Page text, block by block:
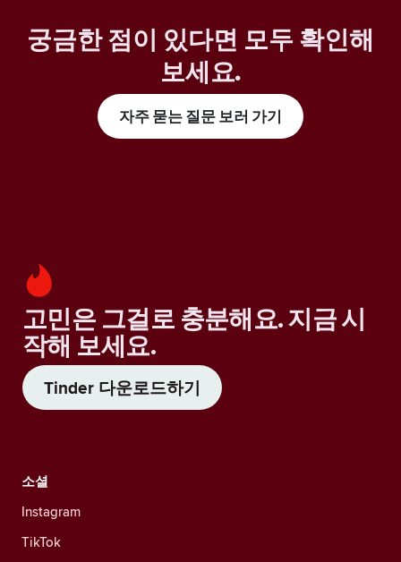
궁금한 점이 있다면 모두 확인해
보세요.
자주 묻는 질문 보러 가기
고민은 그걸로 충분해요. 지금 시
작해 보세요.
Tinder 다운로드하기
소셜
Instagram
TikTok